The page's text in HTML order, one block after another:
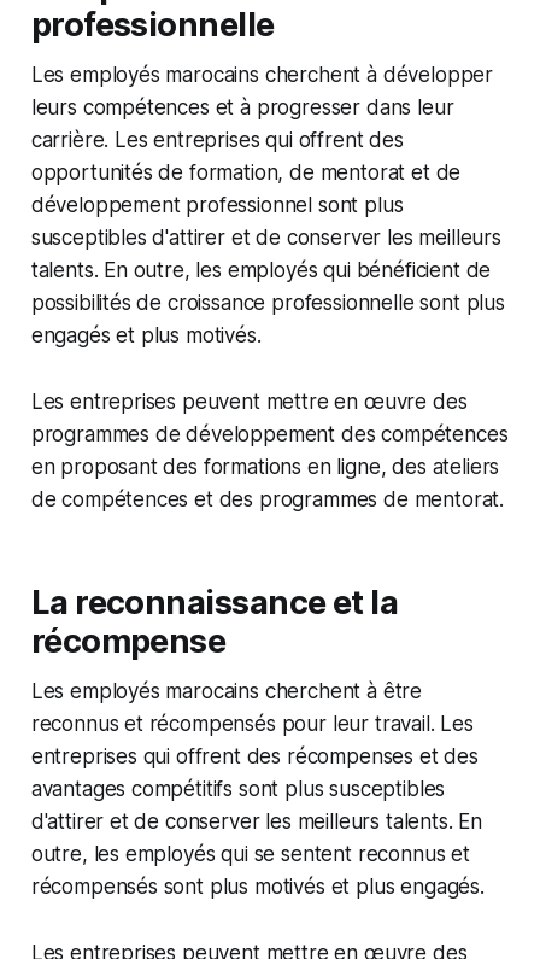
professionnelle
Les employés marocains cherchent à développer
leurs compétences et à progresser dans leur
carrière. Les entreprises qui offrent des
opportunités de formation, de mentorat et de
développement professionnel sont plus
susceptibles d'attirer et de conserver les meilleurs
talents. En outre, les employés qui bénéficient de
possibilités de croissance professionnelle sont plus
engagés et plus motivés.
Les entreprises peuvent mettre en œuvre des
programmes de développement des compétences
en proposant des formations en ligne, des ateliers
de compétences et des programmes de mentorat.
La reconnaissance et la
récompense
Les employés marocains cherchent à être
reconnus et récompensés pour leur travail. Les
entreprises qui offrent des récompenses et des
avantages compétitifs sont plus susceptibles
d'attirer et de conserver les meilleurs talents. En
outre, les employés qui se sentent reconnus et
récompensés sont plus motivés et plus engagés.
Les entreprises peuvent mettre en œuvre des